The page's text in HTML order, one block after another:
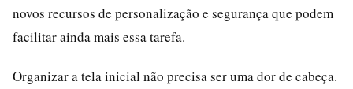
novos recursos de personalização e segurança que podem
facilitar ainda mais essa tarefa.
Organizar a tela inicial não precisa ser uma dor de cabeça.